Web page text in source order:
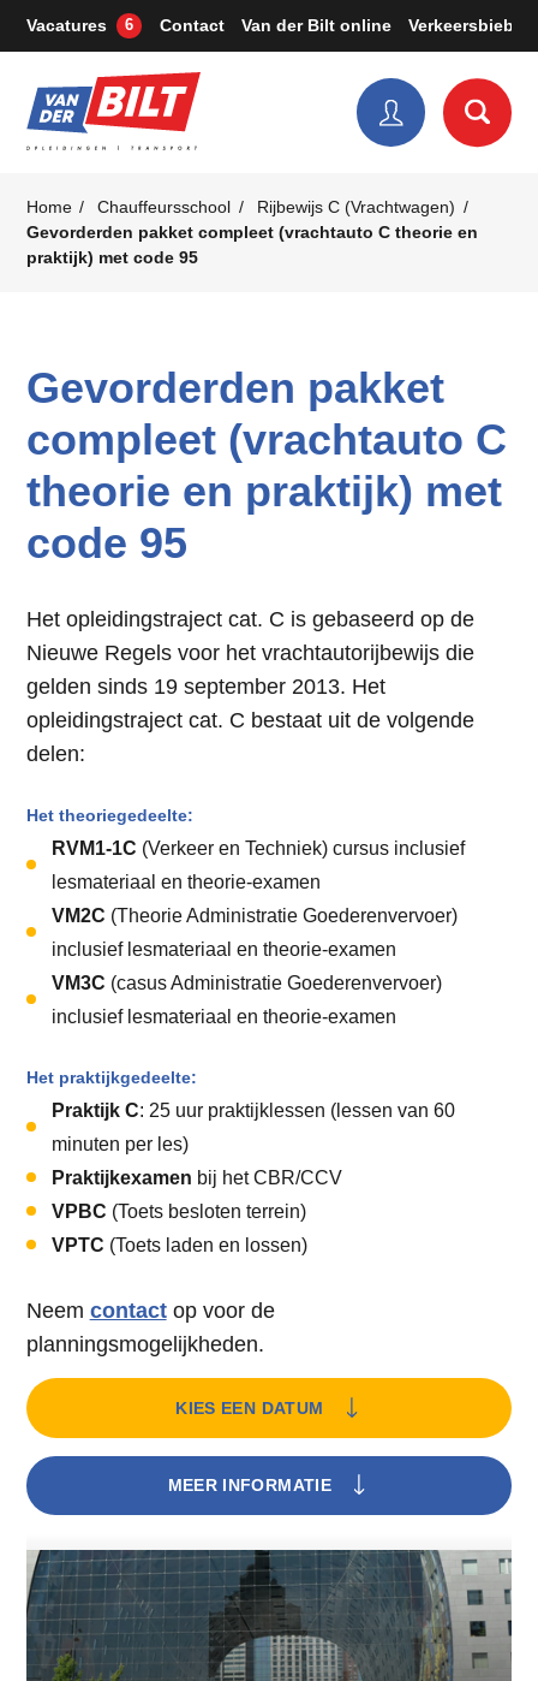
Vacatures 6 Contact Van der Bilt online Verkeersbieb
Home Chauffeursschool
Rijbewijs C (Vrachtwagen)
Gevorderden pakket compleet (vrachtauto C theorie en
praktijk) met code 95
Gevorderden pakket
compleet (vrachtauto C
theorie en praktijk) met
code 95
Het opleidingstraject cat. C is gebaseerd op de
Nieuwe Regels voor het vrachtautorijbewijs die
gelden sinds 19 september 2013. Het
opleidingstraject cat. C bestaat uit de volgende
delen:
Het theoriegedeelte:
RVM1-1C (Verkeer en Techniek) cursus inclusief
lesmateriaal en theorie-examen
VM2C (Theorie Administratie Goederenvervoer)
inclusief lesmateriaal en theorie-examen
VM3C (casus Administratie Goederenvervoer)
inclusief lesmateriaal en theorie-examen
Het praktijkgedeelte:
Praktijk C: 25 uur praktijklessen (lessen van 60
minuten per les)
Praktijkexamen bij het CBR/CCV
VPBC (Toets besloten terrein)
VPTC (Toets laden en lossen)
Neem contactop voor de
planningsmogelijkheden.
KIES EEN DATUM
MEER INFORMATIE